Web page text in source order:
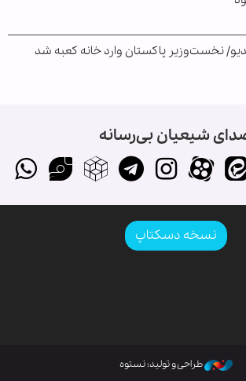
نخست‌وزیر پاکستان وارد خانه کعبه شد
شیعیان بی‌رسانه
نسخه دسکتاپ
طراحی و تولید: نستوه